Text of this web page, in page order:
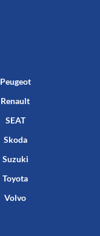
Peugeot
Renault
SEAT
Skoda
Suzuki
Toyota
Volvo